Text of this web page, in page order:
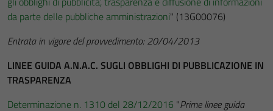
da parte delle pubbliche amministrazioni" (13G00076)
Entrata in vigore del provvedimento: 20/04/2013
LINEE GUIDA A.N.A.C. SUGLI OBBLIGHI DI PUBBLICAZIONE IN
TRASPARENZA
Determinazione n. 1310 del 28/12/2016 "Prime linee guida